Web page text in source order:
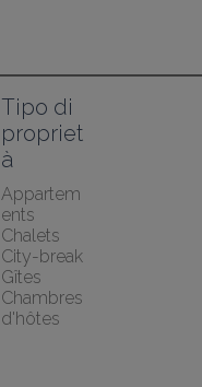
Tipo di
propriet
à
Appartem
ents
Chalets
City-break
Gîtes
Chambres
d'hôtes